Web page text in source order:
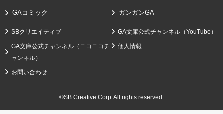
GAコミック ガンガンGA
SBクリエイティブ GA文庫公式チャンネル（YouTube）
GA文庫公式チャンネル（ニコニコチ
ャンネル）
個人情報
お問い合わせ
©SB Creative Corp. All rights reserved.